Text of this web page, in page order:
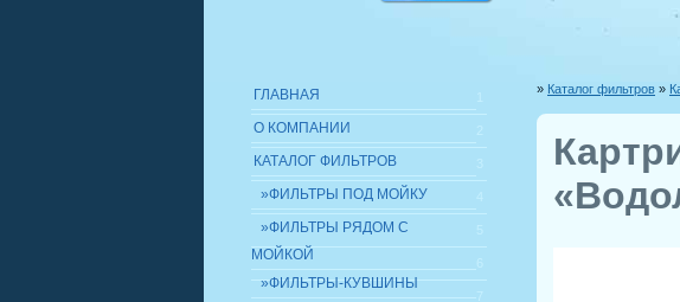
ГЛАВНАЯ
О КОМПАНИИ
КАТАЛОГ ФИЛЬТРОВ 3
»ФИЛЬТРЫ ПОД МОЙКУ 4
»ФИЛЬТРЫ РЯДОМ С
МОЙКОЙ
5
»ФИЛЬТРЫ-КУВШИНЫ
» Каталог фильтров »